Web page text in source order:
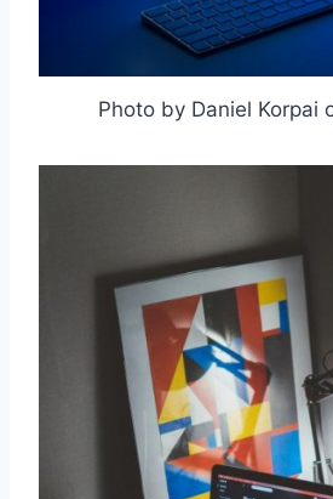
Photo by Daniel Korpai